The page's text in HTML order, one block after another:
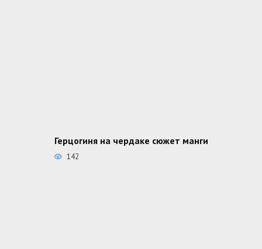
Герцогиня на чердаке сюжет манги
142